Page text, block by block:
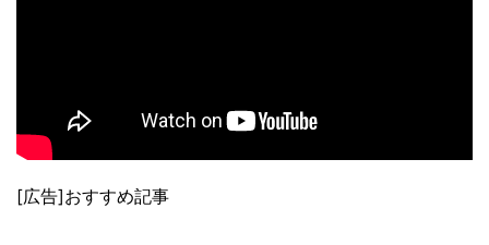
[広告]おすすめ記事